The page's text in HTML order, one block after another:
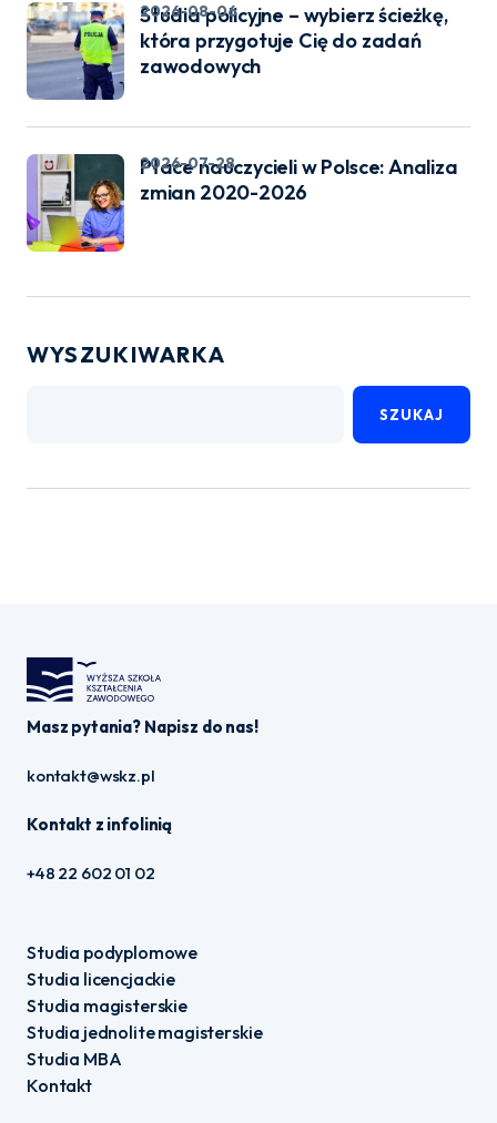
Studia policyjne – wybierz ścieżkę,
która przygotuje Cię do zadań
zawodowych
2026-08-06
Płace nauczycieli w Polsce: Analiza
zmian 2020-2026
2026-07-28
WYSZUKIWARKA
SZUKAJ
Masz pytania? Napisz do nas!
kontakt@wskz.pl
Kontakt z infolinią
+48 22 602 01 02
Studia podyplomowe
Studia licencjackie
Studia magisterskie
Studia jednolite magisterskie
Studia MBA
Kontakt